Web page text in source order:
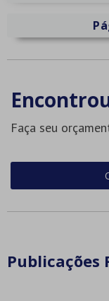
Faça seu
Publicações